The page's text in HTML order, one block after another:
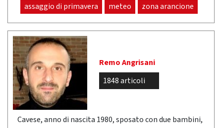
assaggio di primavera meteo zona arancione
Remo Angrisani
1848 articoli
Cavese, anno di nascita 1980, sposato con due bambini,